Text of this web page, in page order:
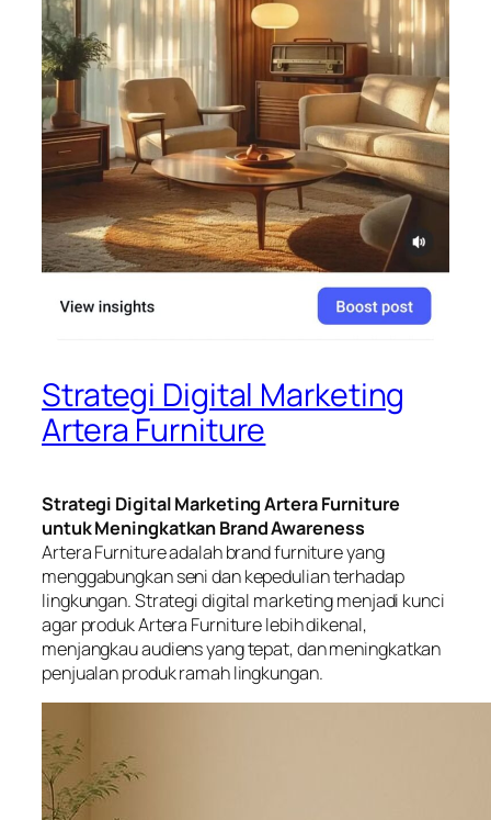
Strategi Digital Marketing
Artera Furniture
Strategi Digital Marketing Artera Furniture
untuk Meningkatkan Brand Awareness
Artera Furniture adalah brand furniture yang
menggabungkan seni dan kepedulian terhadap
lingkungan. Strategi digital marketing menjadi kunci
agar produk Artera Furniture lebih dikenal,
menjangkau audiens yang tepat, dan meningkatkan
penjualan produk ramah lingkungan.